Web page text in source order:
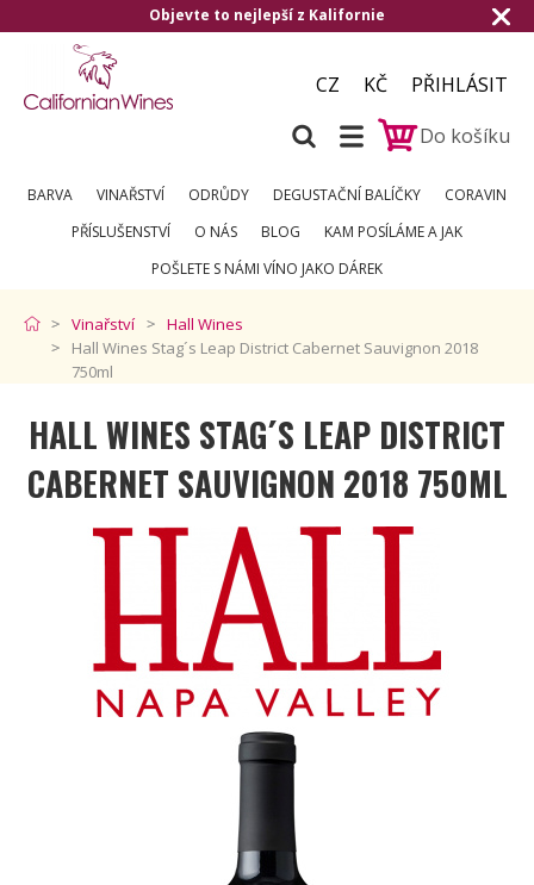
Objevte to nejlepší z Kalifornie
CZ KČ
PŘIHLÁSIT
Do košíku
BARVA VINAŘSTVÍ ODRŮDY DEGUSTAČNÍ BALÍČKY
CORAVIN
PŘÍSLUŠENSTVÍ
O NÁS BLOG
KAM POSÍLÁME A JAK
POŠLETE S NÁMI VÍNO JAKO DÁREK
Vinařství
Hall Wines
Hall Wines Stag´s Leap District Cabernet Sauvignon 2018
750ml
HALL WINES STAG´S LEAP DISTRICT
CABERNET SAUVIGNON 2018 750ML